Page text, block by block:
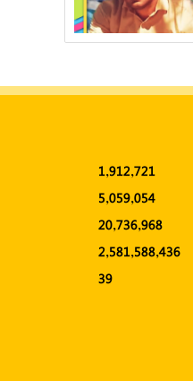
1,912,721
5,059,054
20,736,968
2,581,588,436
39